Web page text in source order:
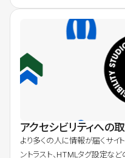
アクセシビリティへの
より多くの人に情報が届くサイ
ントラスト、HTMLタグ設定な